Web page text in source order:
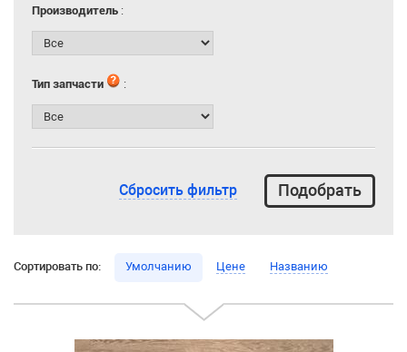
Производитель :
Тип запчасти :
Сбросить фильтр
Сортировать по: Умолчанию Цене Названию